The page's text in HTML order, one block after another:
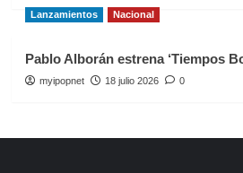
Lanzamientos Nacional
Pablo Alborán estrena ‘Tiempos
myipopnet 18 julio 2026 0